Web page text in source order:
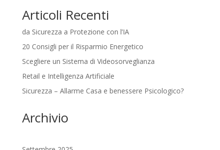
Articoli Recenti
da Sicurezza a Protezione con l’IA
20 Consigli per il Risparmio Energetico
Scegliere un Sistema di Videosorveglianza
Retail e Intelligenza Artificiale
Sicurezza – Allarme Casa e benessere Psicologico?
Archivio